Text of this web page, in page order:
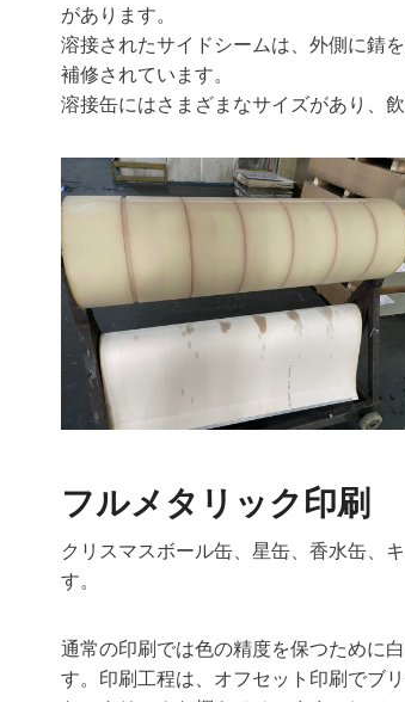
があります。
溶接されたサイドシームは、外側に錆
補修されています。
溶接缶にはさまざまなサイズがあり、
フルメタリック印刷
クリスマスボール缶、星缶、香水缶、
す。
通常の印刷では色の精度を保つために
す。印刷工程は、オフセット印刷でブ